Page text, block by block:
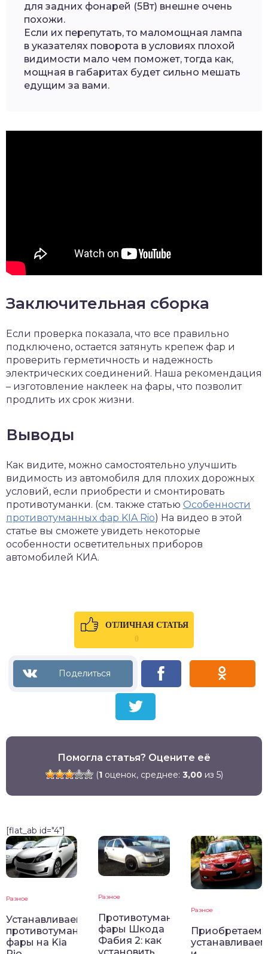
для задних фонарей (5Вт) внешне очень
похожи.
Если их перепутать, то маломощная лампа
в указателях поворота в условиях плохой
видимости мало чем поможет, тогда как,
мощная в габаритах будет сильно мешать
едущим за вами.
Заключительная сборка
Если проверка показала, что все правильно
подключено, остается затянуть крепеж фар и
проверить герметичность и надежность
электрических соединений. Наша рекомендация
– изготовление наклеек на фары, что позволит
продлить их срок жизни.
Выводы
Как видите, можно самостоятельно улучшить
видимость из автомобиля для плохих дорожных
условий, если приобрести и смонтировать
противотуманки. (см. также статью Особенности
противотуманных фар KIA Rio) На видео в этой
статье вы сможете увидеть некоторые
особенности осветительных приборов
автомобилей КИА.
ОТЛИЧНАЯ СТАТЬЯ
0
Помогла статья? Оцените её
(1оценок, среднее: 3,00из 5)
[flat_ab id="4"]
Разное
Устанавливаем
противотуманные
фары на Kia
Разное
Противотуманные
фары Шкода
Фабия 2: как
Разное
Приобретаем,
устанавливаем